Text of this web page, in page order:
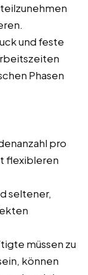
und feste
Phasen
pro
flexibleren
seltener,
müssen zu
können